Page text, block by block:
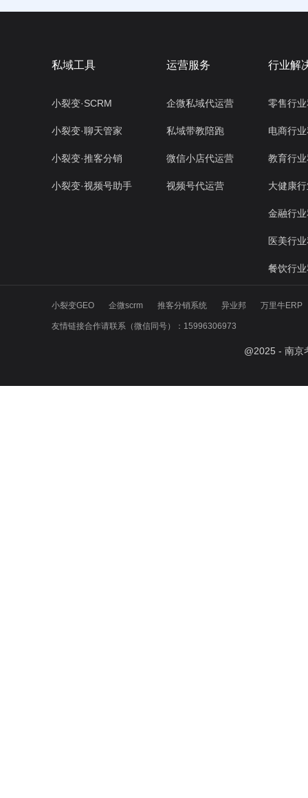
私域工具
小裂变·SCRM
小裂变·聊天管家
小裂变·推客分销
小裂变·视频号助手
运营服务
企微私域代运营
私域带教陪跑
微信小店代运营
视频号代运营
行业解
零售行
电商行
教育行
大健康
金融行
医美行
餐饮行
小裂变GEO 企微scrm 推客分销系统 异业邦 万里牛ERP
友情链接合作请联系（微信同号）：15996306973
@2025 - 南京